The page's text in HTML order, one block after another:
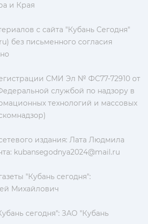
и Края
с сайта "Кубань Сегодня"
без письменного согласия
СМИ Эл № ФС77-72910 от
службой по надзору в
технологий и массовых
издания: Лата Людмила
kubansegodnya2024@mail.ru
"Кубань сегодня":
Михайлович
сегодня": ЗАО "Кубань